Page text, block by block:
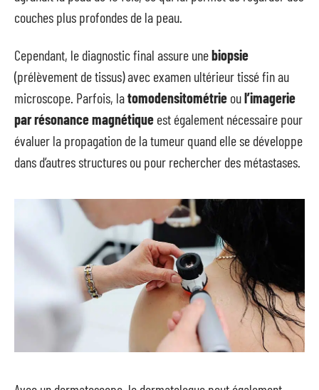
couches plus profondes de la peau.
Cependant, le diagnostic final assure unebiopsie
(prélèvement de tissus) avec examen ultérieur tissé fin au
microscope. Parfois, latomodensitométrie oul’imagerie
par résonance magnétique est également nécessaire pour
évaluer la propagation de la tumeur quand elle se développe
dans d’autres structures ou pour rechercher des métastases.